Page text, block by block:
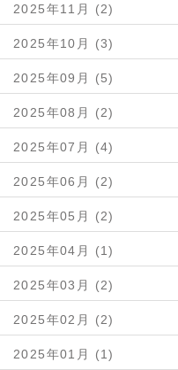
2025年11月 (2)
2025年10月 (3)
2025年09月 (5)
2025年08月 (2)
2025年07月 (4)
2025年06月 (2)
2025年05月 (2)
2025年04月 (1)
2025年03月 (2)
2025年02月 (2)
2025年01月 (1)